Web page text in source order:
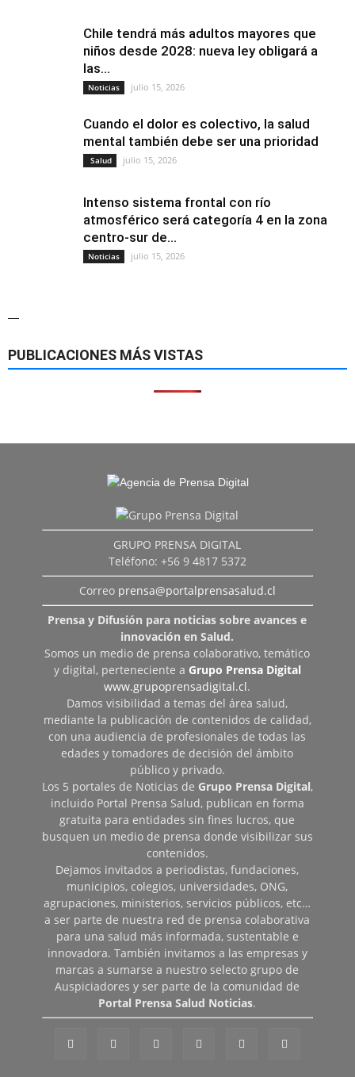
Chile tendrá más adultos mayores que
niños desde 2028: nueva ley obligará a
las...
Noticias julio 15, 2026
Cuando el dolor es colectivo, la salud
mental también debe ser una prioridad
Salud julio 15, 2026
Intenso sistema frontal con río
atmosférico será categoría 4 en la zona
centro-sur de...
Noticias julio 15, 2026
—
PUBLICACIONES MÁS VISTAS
GRUPO PRENSA DIGITAL
Teléfono: +56 9 4817 5372
Correo prensa@portalprensasalud.cl
Prensa y Difusión para noticias sobre avances e
innovación en Salud.
Somos un medio de prensa colaborativo, temático
y digital, perteneciente a Grupo Prensa Digital
www.grupoprensadigital.cl.
Damos visibilidad a temas del área salud,
mediante la publicación de contenidos de calidad,
con una audiencia de profesionales de todas las
edades y tomadores de decisión del ámbito
público y privado.
Los 5 portales de Noticias de Grupo Prensa Digital,
incluido Portal Prensa Salud, publican en forma
gratuita para entidades sin fines lucros, que
busquen un medio de prensa donde visibilizar sus
contenidos.
Dejamos invitados a periodistas, fundaciones,
municipios, colegios, universidades, ONG,
agrupaciones, ministerios, servicios públicos, etc…
a ser parte de nuestra red de prensa colaborativa
para una salud más informada, sustentable e
innovadora. También invitamos a las empresas y
marcas a sumarse a nuestro selecto grupo de
Auspiciadores y ser parte de la comunidad de
Portal Prensa Salud Noticias.